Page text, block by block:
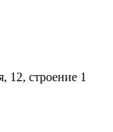
12, строение 1